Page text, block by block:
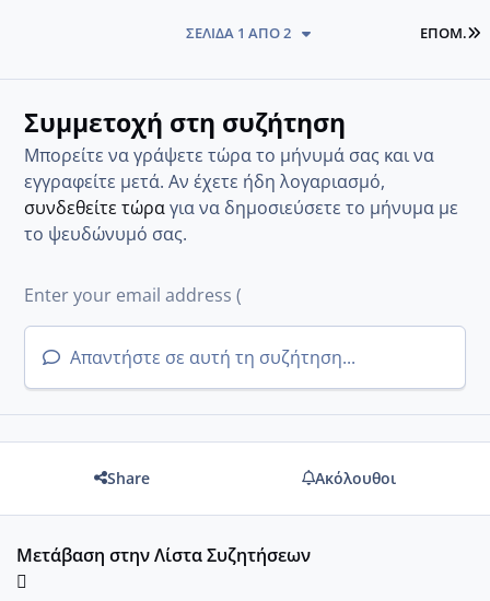
ΕΠΌΜ.
ΣΕΛΊΔΑ 1 ΑΠΌ 2
Συμμετοχή στη συζήτηση
Μπορείτε να γράψετε τώρα το μήνυμά σας και να
εγγραφείτε μετά. Αν έχετε ήδη λογαριασμό,
συνδεθείτε τώραγια να δημοσιεύσετε το μήνυμα με
το ψευδώνυμό σας.
Απαντήστε σε αυτή τη συζήτηση...
Share Ακόλουθοι
Μετάβαση στην Λίστα Συζητήσεων